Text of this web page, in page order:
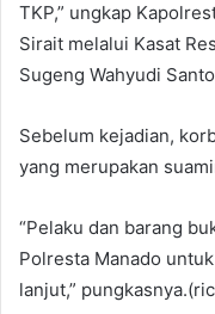
TKP,” ungkap
Sirait melalui Kasat
Sugeng Wahyudi
Sebelum kejadian,
yang merupakan
“Pelaku dan barang
Polresta Manado
lanjut,”